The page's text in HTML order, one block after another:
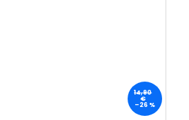
14,90
€
–26 %